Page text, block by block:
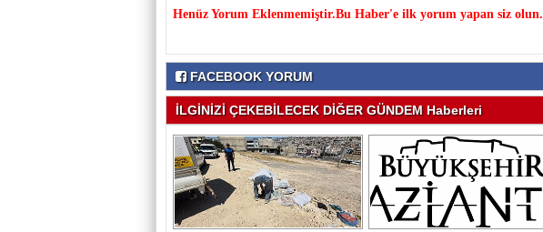
Henüz Yorum Eklenmemiştir.Bu Haber'e ilk yorum yapan siz olun.
FACEBOOK YORUM
İLGİNİZİ ÇEKEBİLECEK DİĞER GÜNDEM Haberleri